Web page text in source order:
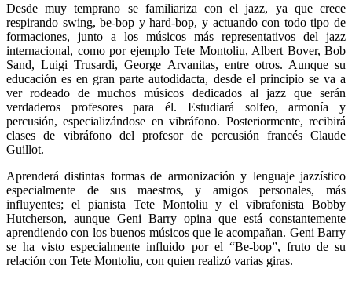
Desde muy temprano se familiariza con el jazz, ya que crece
respirando swing, be-bop y hard-bop, y actuando con todo tipo de
formaciones, junto a los músicos más representativos del jazz
internacional, como por ejemplo Tete Montoliu, Albert Bover, Bob
Sand, Luigi Trusardi, George Arvanitas, entre otros. Aunque su
educación es en gran parte autodidacta, desde el principio se va a
ver rodeado de muchos músicos dedicados al jazz que serán
verdaderos profesores para él. Estudiará solfeo, armonía y
percusión, especializándose en vibráfono. Posteriormente, recibirá
clases de vibráfono del profesor de percusión francés Claude
Guillot.
Aprenderá distintas formas de armonización y lenguaje jazzístico
especialmente de sus maestros, y amigos personales, más
influyentes; el pianista Tete Montoliu y el vibrafonista Bobby
Hutcherson, aunque Geni Barry opina que está constantemente
aprendiendo con los buenos músicos que le acompañan. Geni Barry
se ha visto especialmente influido por el “Be-bop”, fruto de su
relación con Tete Montoliu, con quien realizó varias giras.